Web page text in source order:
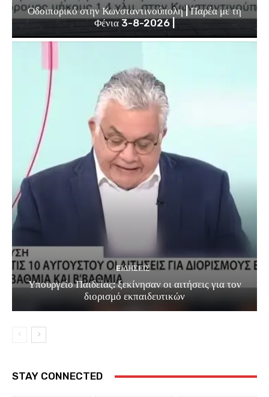
Οδοιπορικό στην Κωνσταντινούπολη | Παρέα με τη
Φένια 3-8-2026 |
EΙΔΗΣΕΙΣ
Υπουργείο Παιδείας: ξεκίνησαν οι αιτήσεις για τον
διορισμό εκπαιδευτικών
STAY CONNECTED